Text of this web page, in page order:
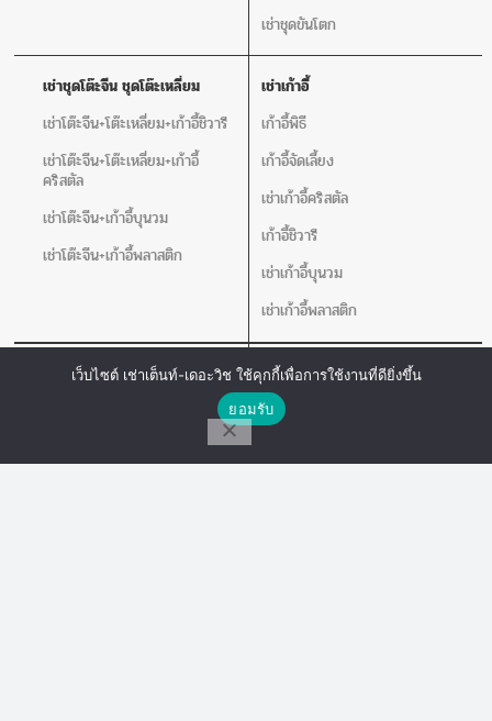
เช่าชุดขันโตก
เช่าชุดโต๊ะจีน ชุดโต๊ะเหลี่ยม
เช่าโต๊ะจีน+โต๊ะเหลี่ยม+เก้าอี้ชิวารี
เช่าโต๊ะจีน+โต๊ะเหลี่ยม+เก้าอี้
คริสตัล
เช่าโต๊ะจีน+เก้าอี้บุนวม
เช่าโต๊ะจีน+เก้าอี้พลาสติก
เช่าเก้าอี้
เก้าอี้พิธี
เก้าอี้จัดเลี้ยง
เช่าเก้าอี้คริสตัล
เก้าอี้ชิวารี
เช่าเก้าอี้บุนวม
เช่าเก้าอี้พลาสติก
เช่าโต๊ะ
อุปกรณ์อิ่นๆ
เช่าชุดอ่างอุ่นอาหาร
Line Chat
เว็บไซต์ เช่าเต็นท์-เดอะวิช ใช้คุกกี้เพื่อการใช้งานที่ดียิ่งขึ้น
ยอมรับ